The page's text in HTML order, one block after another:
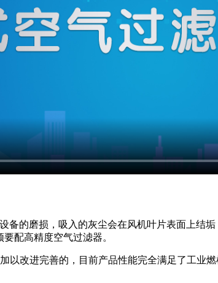
备的磨损，吸入的灰尘会在风机叶片表面上结
配高精度空气过滤器。
改进完善的，目前产品性能完全满足了工业燃